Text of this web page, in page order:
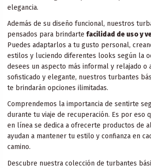
elegancia.
Además de su diseño funcional, nuestros
pensados para brindarte facilidad de uso y
Puedes adaptarlos a tu gusto personal,
estilos y luciendo diferentes looks según la
desees un aspecto más informal y relajado o
sofisticado y elegante, nuestros turbantes
te brindarán opciones ilimitadas.
Comprendemos la importancia de sentirte
durante tu viaje de recuperación. Es por eso
en línea se dedica a ofrecerte productos de
ayudan a mantener tu estilo y confianza en
camino.
Descubre nuestra colección de turbantes